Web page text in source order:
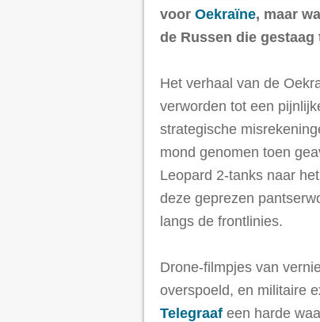
voor Oekraïne, maar
de Russen die
Het verhaal van de
verworden tot een
strategische
mond genomen toen
Leopard 2-tanks naar
deze geprezen
langs de frontlinies.
Drone-filmpjes van
overspoeld, en militaire
Telegraaf een harde